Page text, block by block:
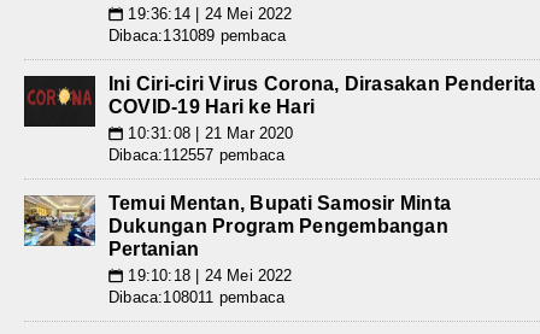
📅 19:36:14 | 24 Mei 2022
Dibaca:131089 pembaca
Ini Ciri-ciri Virus Corona, Dirasakan Penderita
COVID-19 Hari ke Hari
📅 10:31:08 | 21 Mar 2020
Dibaca:112557 pembaca
Temui Mentan, Bupati Samosir Minta
Dukungan Program Pengembangan
Pertanian
📅 19:10:18 | 24 Mei 2022
Dibaca:108011 pembaca